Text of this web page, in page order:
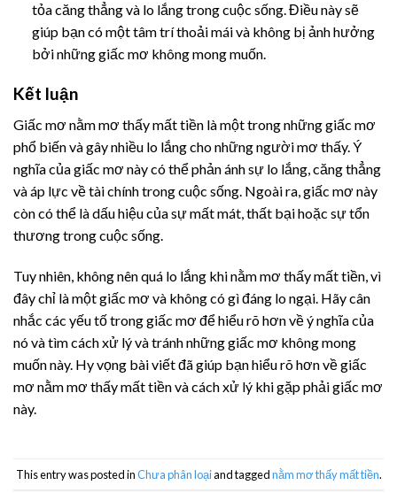
tỏa căng thẳng và lo lắng trong cuộc sống. Điều này sẽ
giúp bạn có một tâm trí thoải mái và không bị ảnh hưởng
bởi những giấc mơ không mong muốn.
Kết luận
Giấc mơ nằm mơ thấy mất tiền là một trong những giấc mơ
phổ biến và gây nhiều lo lắng cho những người mơ thấy. Ý
nghĩa của giấc mơ này có thể phản ánh sự lo lắng, căng thẳng
và áp lực về tài chính trong cuộc sống. Ngoài ra, giấc mơ này
còn có thể là dấu hiệu của sự mất mát, thất bại hoặc sự tổn
thương trong cuộc sống.
Tuy nhiên, không nên quá lo lắng khi nằm mơ thấy mất tiền, vì
đây chỉ là một giấc mơ và không có gì đáng lo ngại. Hãy cân
nhắc các yếu tố trong giấc mơ để hiểu rõ hơn về ý nghĩa của
nó và tìm cách xử lý và tránh những giấc mơ không mong
muốn này. Hy vọng bài viết đã giúp bạn hiểu rõ hơn về giấc
mơ nằm mơ thấy mất tiền và cách xử lý khi gặp phải giấc mơ
này.
This entry was posted inChưa phân loạiand taggednằm mơ thấy mất tiền.